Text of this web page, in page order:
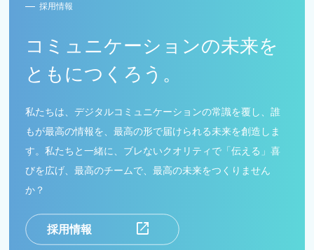
採用情報
コミュニケーションの未来を
ともにつくろう。
私たちは、デジタルコミュニケーションの常識を覆し、 誰
もが最高の情報を、最高の形で届けられる未来を創造しま
す。 私たちと一緒に、ブレないクオリティで「伝える」喜
びを広げ、 最高のチームで、最高の未来をつくりません
か？
採用情報 open_in_new